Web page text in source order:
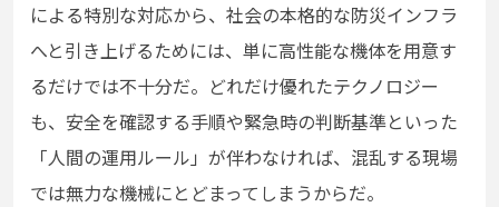
による特別な対応から、社会の本格的な防災インフラ
へと引き上げるためには、単に高性能な機体を用意す
るだけでは不十分だ。どれだけ優れたテクノロジー
も、安全を確認する手順や緊急時の判断基準といった
「人間の運用ルール」が伴わなければ、混乱する現場
では無力な機械にとどまってしまうからだ。